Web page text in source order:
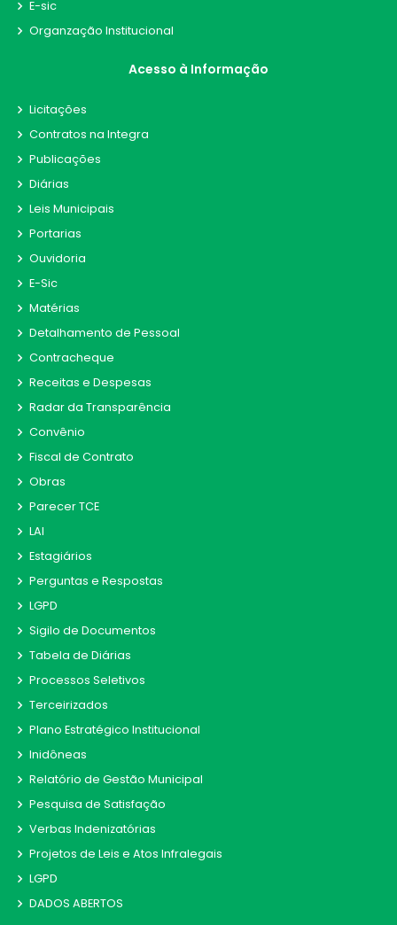
E-sic
Organzação Institucional
Acesso à Informação
Licitações
Contratos na Integra
Publicações
Diárias
Leis Municipais
Portarias
Ouvidoria
E-Sic
Matérias
Detalhamento de Pessoal
Contracheque
Receitas e Despesas
Radar da Transparência
Convênio
Fiscal de Contrato
Obras
Parecer TCE
LAI
Estagiários
Perguntas e Respostas
LGPD
Sigilo de Documentos
Tabela de Diárias
Processos Seletivos
Terceirizados
Plano Estratégico Institucional
Inidôneas
Relatório de Gestão Municipal
Pesquisa de Satisfação
Verbas Indenizatórias
Projetos de Leis e Atos Infralegais
LGPD
DADOS ABERTOS